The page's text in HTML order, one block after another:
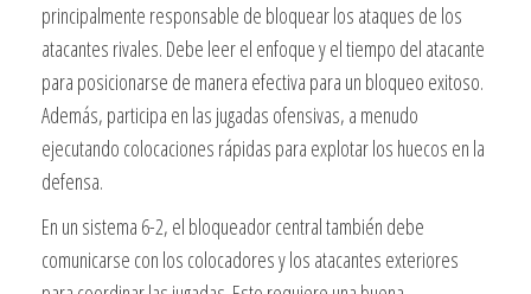
principalmente responsable de bloquear los ataques de los
atacantes rivales. Debe leer el enfoque y el tiempo del atacante
para posicionarse de manera efectiva para un bloqueo exitoso.
Además, participa en las jugadas ofensivas, a menudo
ejecutando colocaciones rápidas para explotar los huecos en la
defensa.
En un sistema 6-2, el bloqueador central también debe
comunicarse con los colocadores y los atacantes exteriores